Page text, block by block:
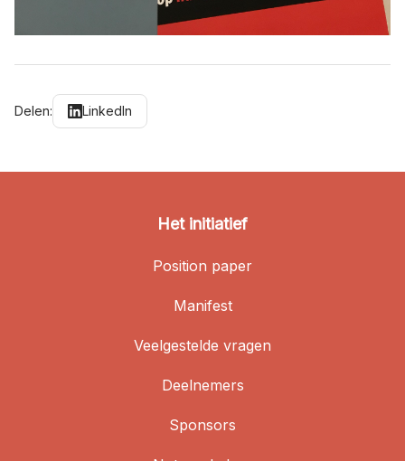
Delen: LinkedIn
Het initiatief
Position paper
Manifest
Veelgestelde vragen
Deelnemers
Sponsors